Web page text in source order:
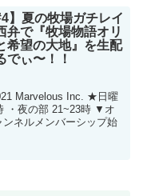
】夏の牧場ガチレイ
弁で『牧場物語オリ
希望の大地』を生配
でぃ〜！！
Marvelous Inc. ★日曜
・夜の部 21~23時 ▼オ
ネルメンバーシップ始